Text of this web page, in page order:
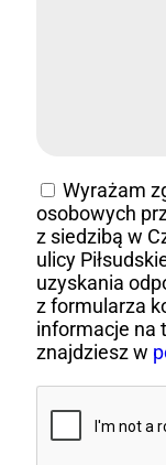
Wyrażam
osobowych
z siedzibą w
ulicy
uzyskania
z formularza
informacje na
znajdziesz w